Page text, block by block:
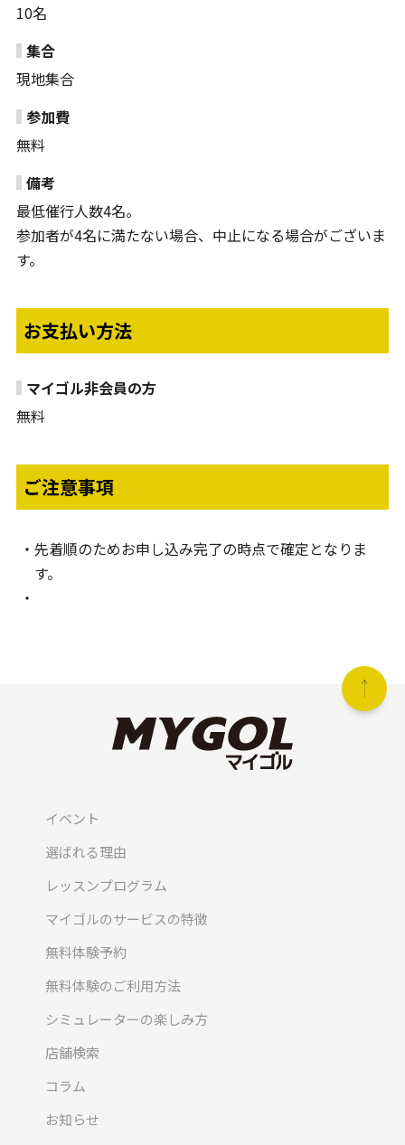
10名
集合
現地集合
参加費
無料
備考
最低催行人数4名。
参加者が4名に満たない場合、中止になる場合がございま
す。
お支払い方法
マイゴル非会員の方
無料
ご注意事項
先着順のためお申し込み完了の時点で確定となりま
す。
イベント
選ばれる理由
レッスンプログラム
マイゴルのサービスの特徴
無料体験予約
無料体験のご利用方法
シミュレーターの楽しみ方
店舗検索
コラム
お知らせ